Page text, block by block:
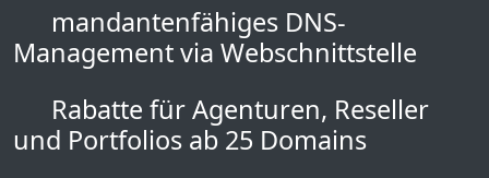
mandantenfähiges DNS-
Management via Webschnittstelle
Rabatte für Agenturen, Reseller
und Portfolios ab 25 Domains